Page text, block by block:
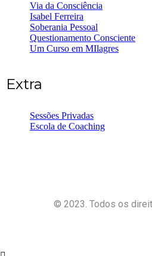
Via da Consciência
Isabel Ferreira
Soberania Pessoal
Questionamento Consciente
Um Curso em MIlagres
Extra
Sessões Privadas
Escola de Coaching
© 2023. Todos os